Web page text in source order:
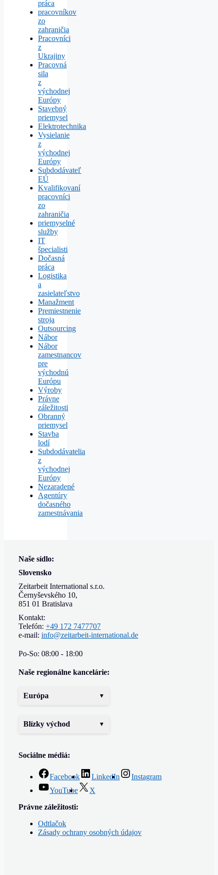
práca
pracovníkov
zo
zahraničia
Pracovníci
z
Ukrajiny
Pracovná
sila
z
východnej
Európy
Stavebný
priemysel
Elektrotechnika
Vysielanie
z
východnej
Európy
Subdodávateľ
EÚ
Kvalifikovaní
pracovníci
zo
zahraničia
priemyselné
služby
IT
špecialisti
Dočasná
práca
Logistika
a
zasielateľstvo
Manažment
Premiestnenie
stroja
Outsourcing
Nábor
Nábor
zamestnancov
pre
východnú
Európu
Výroby
Právne
záležitosti
Obranný
priemysel
Stavba
lodí
Subdodávatelia
z
východnej
Európy
Nezaradené
Agentúry
dočasného
zamestnávania
Naše sídlo:
Slovensko
Zeitarbeit International s.r.o.
Černyševského 10,
851 01 Bratislava
Kontakt:
Telefón: +49 172 7477707
e-mail: info@zeitarbeit-international.de
Po-So: 08:00 - 18:00
Naše regionálne kancelárie:
Európa
Blízky východ
Sociálne médiá:
Facebook LinkedIn
Instagram
YouTube
X
Právne záležitosti:
Odtlačok
Zásady ochrany osobných údajov